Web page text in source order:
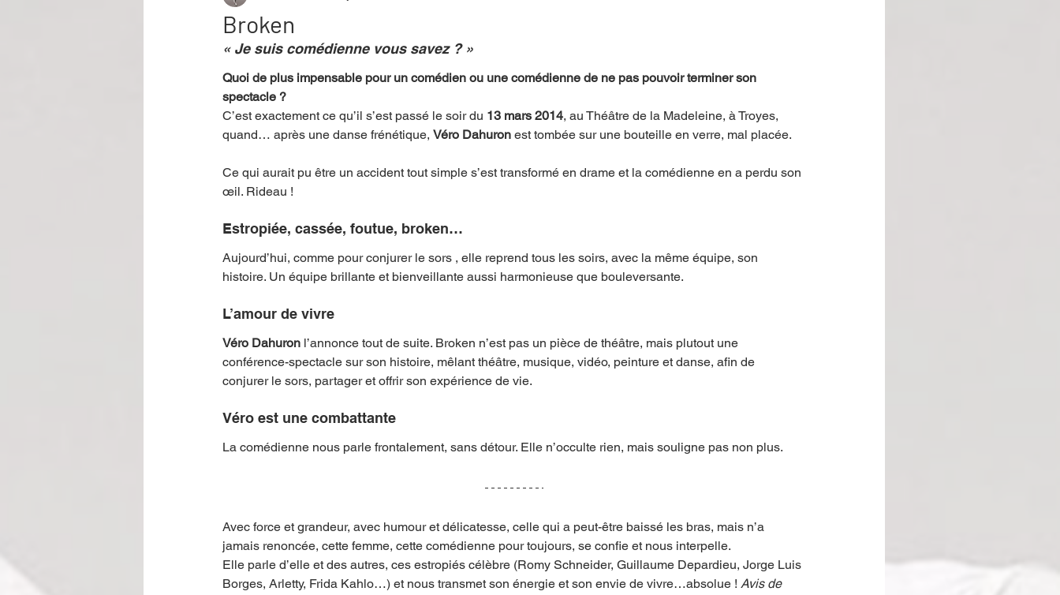
Événement Validé par Romane. Spécial Famille Littérature Cirque Interview
Offre spéciale Annuaire Théâtre - Musée
Broken
« Je suis comédienne vous savez ? »
Quoi de plus impensable pour un comédien ou une comédienne de ne pas pouvoir terminer son
spectacle ?
C’est exactement ce qu’il s’est passé le soir du 13 mars 2014, au Théâtre de la Madeleine, à Troyes,
quand… après une danse frénétique, Véro Dahuron est tombée sur une bouteille en verre, mal placée.
Ce qui aurait pu être un accident tout simple s’est transformé en drame et la comédienne en a perdu son
œil. Rideau !
Estropiée, cassée, foutue, broken…
Aujourd’hui, comme pour conjurer le sors , elle reprend tous les soirs, avec la même équipe, son
histoire. Un équipe brillante et bienveillante aussi harmonieuse que bouleversante.
L’amour de vivre
Véro Dahuron l’annonce tout de suite. Broken n’est pas un pièce de théâtre, mais plutout une
conférence-spectacle sur son histoire, mêlant théâtre, musique, vidéo, peinture et danse, afin de
conjurer le sors, partager et offrir son expérience de vie.
Véro est une combattante
La comédienne nous parle frontalement, sans détour. Elle n’occulte rien, mais souligne pas non plus.
Avec force et grandeur, avec humour et délicatesse, celle qui a peut-être baissé les bras, mais n’a
jamais renoncée, cette femme, cette comédienne pour toujours, se confie et nous interpelle.
Elle parle d’elle et des autres, ces estropiés célèbre (Romy Schneider, Guillaume Depardieu, Jorge Luis
Borges, Arletty, Frida Kahlo…) et nous transmet son énergie et son envie de vivre…absolue ! Avis de